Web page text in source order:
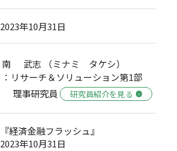
2023年10月31日
南 武志 （ミナミ タケシ）
：リサーチ＆ソリューション第1部
理事研究員
研究員紹介を見る
『経済金融フラッシュ』
2023年10月31日